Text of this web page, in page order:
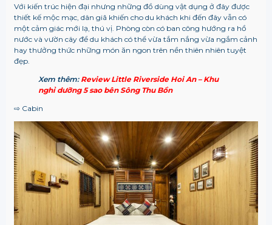
Với kiến trúc hiện đại nhưng những đồ dùng vật dụng ở đây được
thiết kế mộc mạc, dân giã khiến cho du khách khi đến đây vẫn có
một cảm giác mới lạ, thú vị. Phòng còn có ban công hướng ra hồ
nước và vườn cây để du khách có thể vừa tắm nắng vừa ngắm cảnh
hay thưởng thức những món ăn ngon trên nền thiên nhiên tuyệt
đẹp.
Xem thêm: Review Little Riverside Hoi An – Khu
nghỉ dưỡng 5 sao bên Sông Thu Bồn
⇨ Cabin